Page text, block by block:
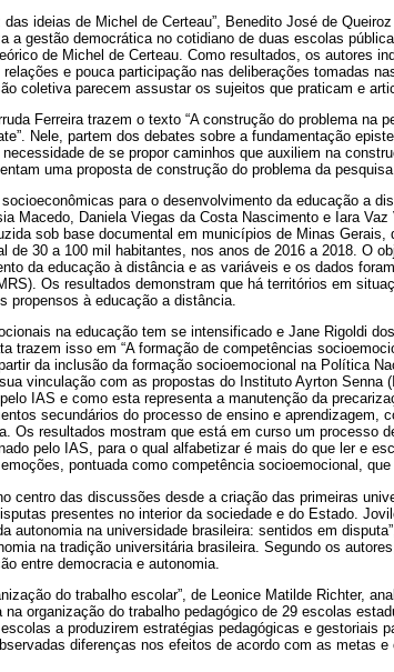
ideias de Michel de Certeau”, Benedito José de
a gestão democrática no cotidiano de duas escolas
de Michel de Certeau. Como resultados, os autores
e pouca participação nas deliberações tomadas
coletiva parecem assustar os sujeitos que praticam e
Ferreira trazem o texto “A construção do problema na
Nele, partem dos debates sobre a fundamentação
de se propor caminhos que auxiliem na
uma proposta de construção do problema da
para o desenvolvimento da educação a
Macedo, Daniela Viegas da Costa Nascimento e Iara
sob base documental em municípios de Minas Gerais,
de 30 a 100 mil habitantes, nos anos de 2016 a 2018. O
da educação à distância e as variáveis e os dados
Os resultados demonstram que há territórios em
propensos à educação a distância.
na educação tem se intensificado e Jane Rigoldi
trazem isso em “A formação de competências
da inclusão da formação socioemocional na Política
vinculação com as propostas do Instituto Ayrton Senna
IAS e como esta representa a manutenção da
secundários do processo de ensino e aprendizagem,
Os resultados mostram que está em curso um processo
pelo IAS, para o qual alfabetizar é mais do que ler e
pontuada como competência socioemocional,
centro das discussões desde a criação das primeiras
presentes no interior da sociedade e do Estado.
autonomia na universidade brasileira: sentidos em
na tradição universitária brasileira. Segundo os
entre democracia e autonomia.
do trabalho escolar”, de Leonice Matilde Richter,
organização do trabalho pedagógico de 29 escolas
a produzirem estratégias pedagógicas e gestoriais
diferenças nos efeitos de acordo com as metas